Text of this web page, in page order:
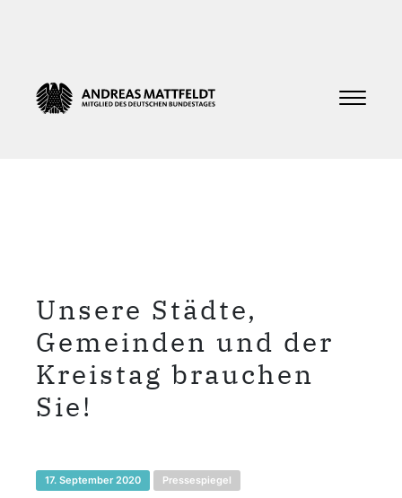
Unsere Städte,
Gemeinden und der
Kreistag brauchen
Sie!
17. September 2020 Pressespiegel